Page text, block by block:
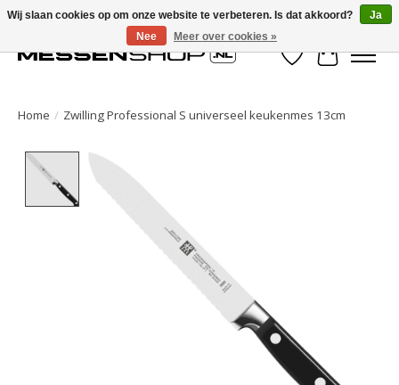
Verlanglijst
Home / Zwilling Professional S universeel keukenmes 13cm
Product image slideshow Items
Wij slaan cookies op om onze website te verbeteren. Is dat akkoord?
Ja
Nee
Meer over cookies »